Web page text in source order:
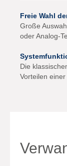
Freie Wahl
Große
oder Analog-
Die
Vorteilen einer